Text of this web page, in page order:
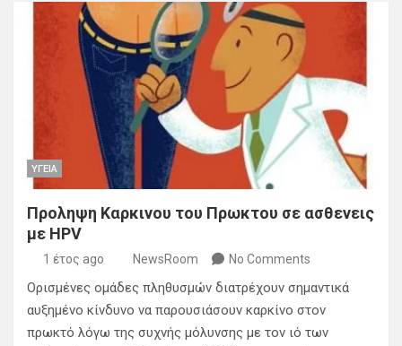
ΥΓΕΙΑ
Προληψη Καρκινου του Πρωκτου σε ασθενεις
με HPV
1 έτος ago NewsRoom No Comments
Ορισμένες ομάδες πληθυσμών διατρέχουν σημαντικά
αυξημένο κίνδυνο να παρουσιάσουν καρκίνο στον
πρωκτό λόγω της συχνής μόλυνσης με τον ιό των